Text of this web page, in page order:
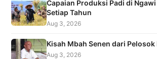
Capaian Produksi Padi di
Setiap Tahun
Aug 3, 2026
Kisah Mbah Senen dari Pelosok
Aug 3, 2026